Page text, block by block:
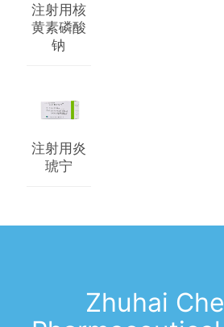
注射用核
黄素磷酸
钠
注射用炎
琥宁
Zhuhai